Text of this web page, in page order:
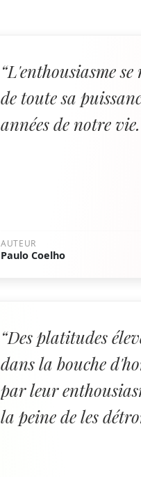
“L'enthousiasme
de toute sa
années de notre
AUTEUR
Paulo Coelho
“Des platitudes
dans la bouche
par leur
la peine de les